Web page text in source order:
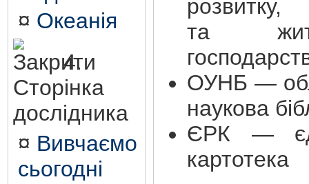
¤ Океанія
4.
Сторінка
дослідника
¤ Вивчаємо
сьогодні
та
ОУНБ —
наукова
ЄРК —
картотека